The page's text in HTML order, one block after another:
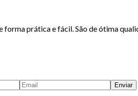
prática e fácil. São de ótima
Enviar